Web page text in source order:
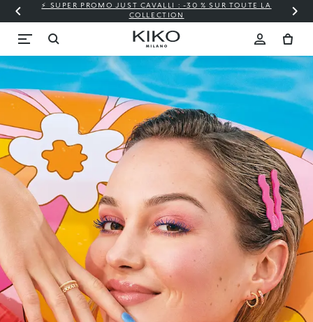
⚡ SUPER PROMO JUST CAVALLI : -30 % SUR TOUTE LA
COLLECTION